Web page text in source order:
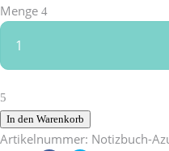
Azubine
Notizbuch,
Aatzubi
Beruf
aus
Kindermunde
quantity
Menge
In den Warenkorb
Artikelnummer: Notizbuch-